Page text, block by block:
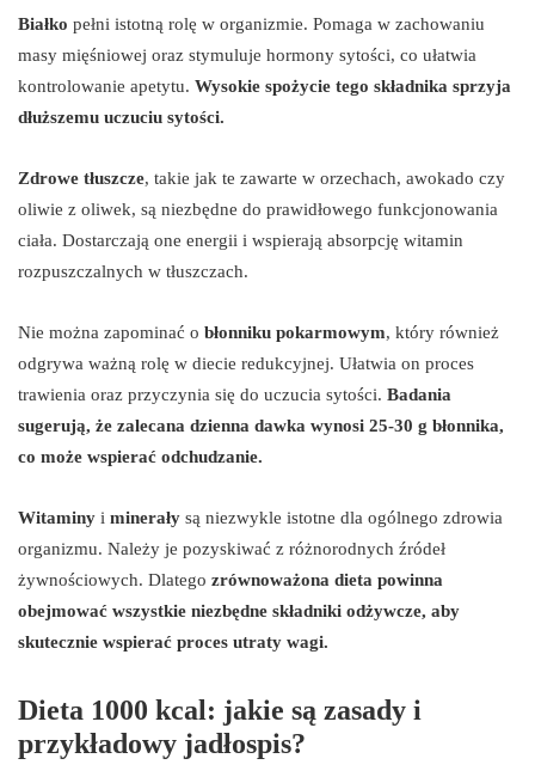
Białko pełni istotną rolę w organizmie. Pomaga w zachowaniu
masy mięśniowej oraz stymuluje hormony sytości, co ułatwia
kontrolowanie apetytu. Wysokie spożycie tego składnika sprzyja
dłuższemu uczuciu sytości.
Zdrowe tłuszcze, takie jak te zawarte w orzechach, awokado czy
oliwie z oliwek, są niezbędne do prawidłowego funkcjonowania
ciała. Dostarczają one energii i wspierają absorpcję witamin
rozpuszczalnych w tłuszczach.
Nie można zapominać o błonniku pokarmowym, który również
odgrywa ważną rolę w diecie redukcyjnej. Ułatwia on proces
trawienia oraz przyczynia się do uczucia sytości. Badania
sugerują, że zalecana dzienna dawka wynosi 25-30 g błonnika,
co może wspierać odchudzanie.
Witaminy i minerały są niezwykle istotne dla ogólnego zdrowia
organizmu. Należy je pozyskiwać z różnorodnych źródeł
żywnościowych. Dlatego zrównoważona dieta powinna
obejmować wszystkie niezbędne składniki odżywcze, aby
skutecznie wspierać proces utraty wagi.
Dieta 1000 kcal: jakie są zasady i
przykładowy jadłospis?